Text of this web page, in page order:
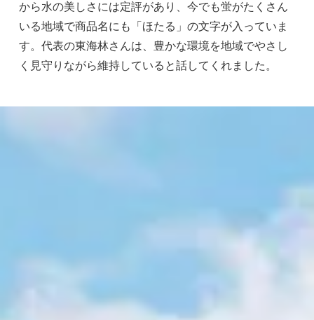
から水の美しさには定評があり、今でも蛍がたくさん
いる地域で商品名にも「ほたる」の文字が入っていま
す。代表の東海林さんは、豊かな環境を地域でやさし
く見守りながら維持していると話してくれました。